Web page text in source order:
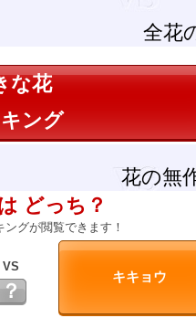
全花
な花
ング
花の無
どっち？
グが閲覧できます！
VS
？